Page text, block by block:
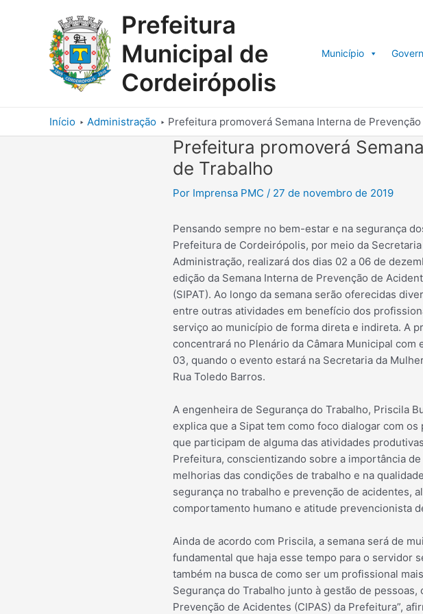
Prefeitura
Municipal de
Cordeirópolis
Município
Início Administração Prefeitura promoverá Semana Interna de
Prefeitura promoverá
de Trabalho
Por Imprensa PMC / 27 de novembro de 2019
Pensando sempre no bem-estar e na segurança
Prefeitura de Cordeirópolis, por meio da
Administração, realizará dos dias 02 a 06 de
edição da Semana Interna de Prevenção de
(SIPAT). Ao longo da semana serão oferecidas
entre outras atividades em benefício dos
serviço ao município de forma direta e indireta. A
concentrará no Plenário da Câmara Municipal com
03, quando o evento estará na Secretaria da
Rua Toledo Barros.
A engenheira de Segurança do Trabalho, Priscila
explica que a Sipat tem como foco dialogar com os
que participam de alguma das atividades
Prefeitura, conscientizando sobre a importância
melhorias das condições de trabalho e na
segurança no trabalho e prevenção de acidentes,
comportamento humano e atitude prevencionista
Ainda de acordo com Priscila, a semana será de
fundamental que haja esse tempo para o servidor
também na busca de como ser um profissional
Segurança do Trabalho junto à gestão de
Prevenção de Acidentes (CIPAS) da Prefeitura”,